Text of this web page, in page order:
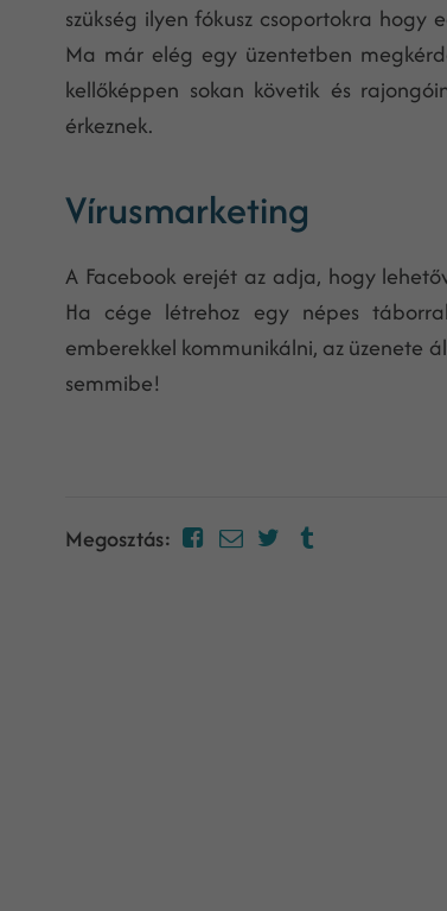
szükség ilyen fókusz csoportokra hogy
Ma már elég egy üzentetben
kellőképpen sokan követik és
érkeznek.
Vírusmarketing
A Facebook erejét az adja, hogy
Ha cége létrehoz egy népes
emberekkel kommunikálni, az üzenete
semmibe!
Megosztás: